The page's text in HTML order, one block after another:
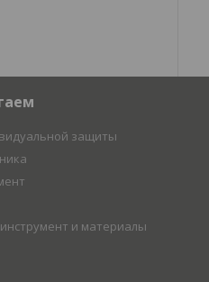
защиты
и материалы